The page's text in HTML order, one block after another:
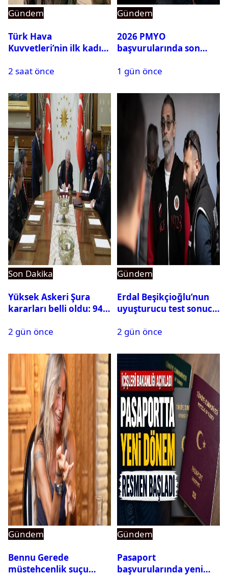
Gündem
Türk Hava
Kuvvetleri’nin ilk kadın
Karapınar hakkında
ortaya çıktı
2 saat önce
Gündem
2026 PMYO
başvurularında son
1 gün önce
Son Dakika
Yüksek Askeri Şura
kararları belli oldu: 94
2 gün önce
Gündem
Erdal Beşikçioğlu’nun
uyuşturucu test sonucu
2 gün önce
Gündem
Bennu Gerede
müstehcenlik suçu
Gündem
Pasaport
başvurularında yeni